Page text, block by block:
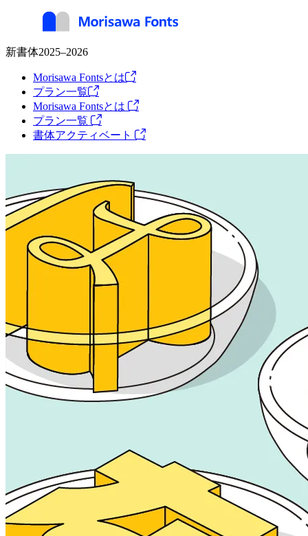
新書体2025–2026
Morisawa Fontsとは
プラン一覧
Morisawa Fontsとは
プラン一覧
書体アクティベート